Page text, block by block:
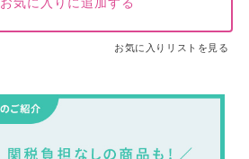
お気に入りに追加する
お気に入りリストを見る